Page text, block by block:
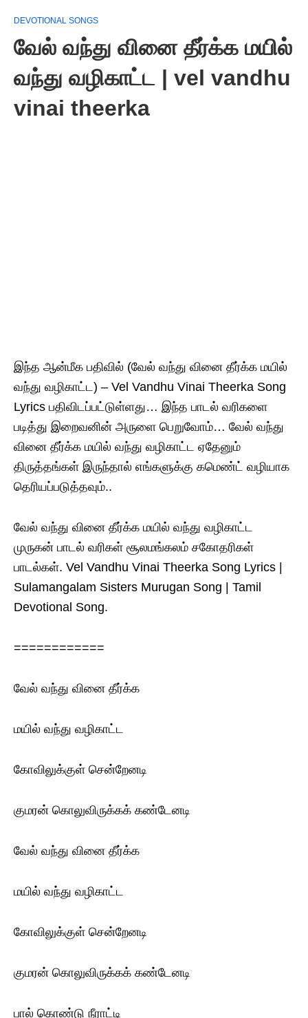
DEVOTIONAL SONGS
வேல் வந்து வினை தீர்க்க மயில்
வந்து வழிகாட்ட | vel vandhu
vinai theerka
இந்த ஆன்மீக பதிவில் (வேல் வந்து வினை தீர்க்க மயில்
வந்து வழிகாட்ட) – Vel Vandhu Vinai Theerka Song
Lyrics பதிவிடப்பட்டுள்ளது… இந்த பாடல் வரிகளை
படித்து இறைவனின் அருளை பெறுவோம்… வேல் வந்து
வினை தீர்க்க மயில் வந்து வழிகாட்ட ஏதேனும்
திருத்தங்கள் இருந்தால் எங்களுக்கு கமெண்ட் வழியாக
தெரியப்படுத்தவும்..
வேல் வந்து வினை தீர்க்க மயில் வந்து வழிகாட்ட
முருகன் பாடல் வரிகள் சூலமங்கலம் சகோதரிகள்
பாடல்கள். Vel Vandhu Vinai Theerka Song Lyrics |
Sulamangalam Sisters Murugan Song | Tamil
Devotional Song.
============
வேல் வந்து வினை தீர்க்க
மயில் வந்து வழிகாட்ட
கோவிலுக்குள் சென்றேனடி
குமரன் கொலுவிருக்கக் கண்டேனடி
வேல் வந்து வினை தீர்க்க
மயில் வந்து வழிகாட்ட
கோவிலுக்குள் சென்றேனடி
குமரன் கொலுவிருக்கக் கண்டேனடி
பால் கொண்டு நீராட்டி